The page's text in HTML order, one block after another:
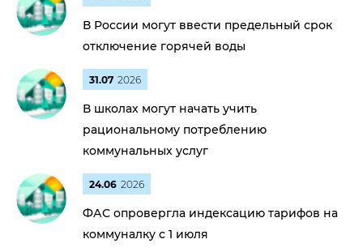
В России могут ввести предельный срок
отключение горячей воды
31.07 2026
В школах могут начать учить
рациональному потреблению
коммунальных услуг
24.06 2026
ФАС опровергла индексацию тарифов на
коммуналку с 1 июля